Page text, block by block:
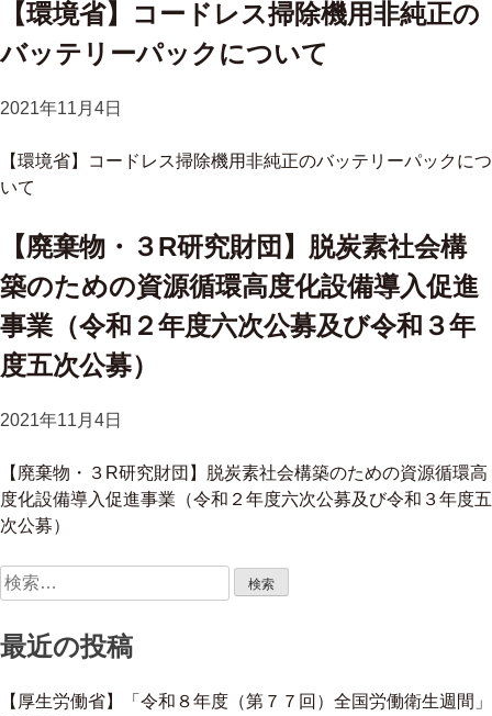
【環境省】コードレス掃除機用非純正の
バッテリーパックについて
2021年11月4日
【環境省】コードレス掃除機用非純正のバッテリーパックにつ
いて
【廃棄物・３R研究財団】脱炭素社会構
築のための資源循環高度化設備導入促進
事業（令和２年度六次公募及び令和３年
度五次公募）
2021年11月4日
【廃棄物・３R研究財団】脱炭素社会構築のための資源循環高
度化設備導入促進事業（令和２年度六次公募及び令和３年度五
次公募）
検
索:
最近の投稿
【厚生労働省】「令和８年度（第７７回）全国労働衛生週間」